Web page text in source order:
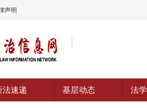
声明
法速递 基层动态 法